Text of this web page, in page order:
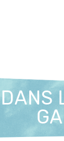
DANS